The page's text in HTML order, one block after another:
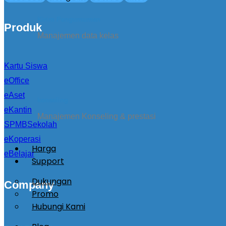
Manajemen data kelas
Manajemen Konseling & prestasi
Harga
Support
Dukungan
Promo
Hubungi Kami
Produk
Kartu Siswa
eOffice
eAset
eKantin
SPMBSekolah
eKoperasi
eBelajar
Company